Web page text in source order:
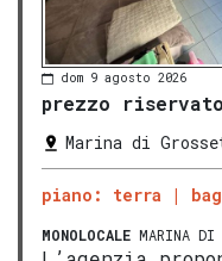
dom 9 agosto 2026
prezzo riservato
Marina di
piano: terra
MONOLOCALE MARINA DI